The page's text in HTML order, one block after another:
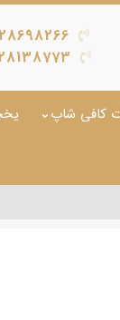
کافی شاپ